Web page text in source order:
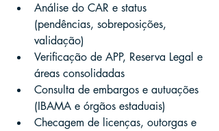
Análise do CAR e status
(pendências, sobreposições,
validação)
Verificação de APP, Reserva Legal e
áreas consolidadas
Consulta de embargos e autuações
(IBAMA e órgãos estaduais)
Checagem de licenças, outorgas e